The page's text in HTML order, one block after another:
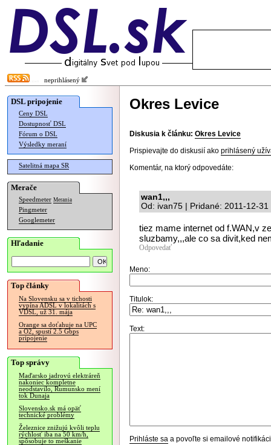
neprihlásený
DSL pripojenie
Ceny DSL
Dostupnosť DSL
Fórum o DSL
Výsledky meraní
Satelitná mapa SR
Merače
Speedmeter Merania
Pingmeter
Googlemeter
Hľadanie
Top články
Na Slovensku sa v tichosti
vypína ADSL v lokalitách s
VDSL, už 31. mája
Orange sa doťahuje na UPC
a O2, spustí 2.5 Gbps
pripojenie
Top správy
Maďarsko jadrovú elektráreň
nakoniec kompletne
neodstavilo, Rumunsko mení
tok Dunaja
Slovensko.sk má opäť
technické problémy
Železnice znižujú kvôli teplu
rýchlosť iba na 50 km/h,
spôsobuje to meškanie
Okres Levice
Diskusia k článku: Okres Levice
Prispievajte do diskusií ako prihlásený
Komentár, na ktorý odpovedáte:
wan1,,,
Od: ivan75 | Pridané: 2011-12-31
tiez mame internet od f.WAN,v
sluzbamy,,,ale co sa divit,ked
Odpovedať
Meno:
Titulok:
Text:
Prihláste sa a povoľte si emailové